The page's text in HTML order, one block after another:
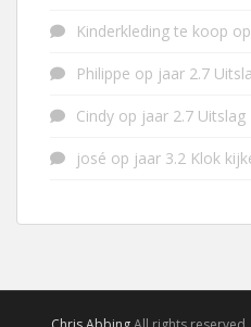
Kinderkleding te koop op
Philippe op jaar 2.7
Cindy op jaar 2.7 Uitslag
josé op jaar 3.2 Klok